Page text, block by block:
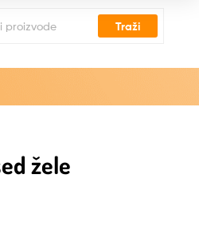
Traži
žele